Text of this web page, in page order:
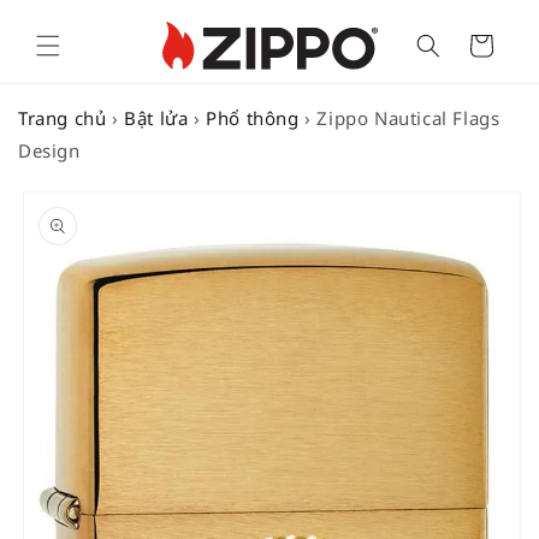
Cart
Trang chủ › Bật lửa › Phổ thông ›Zippo Nautical Flags
Design
PRODUCT
INFORMATION